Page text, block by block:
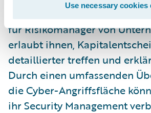
Use necessary cookies
Rückverfolgbarkeit der
für Risikomanager von
erlaubt ihnen,
detaillierter treffen und
Durch einen umfassenden
die Cyber-Angriffsfläche
ihr Security Management